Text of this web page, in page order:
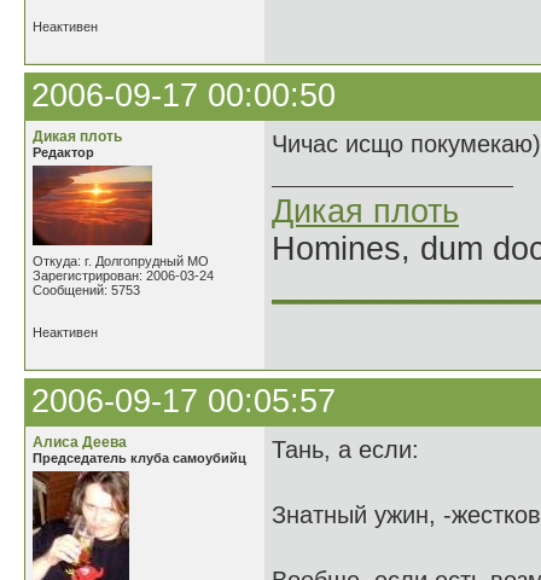
Неактивен
2006-09-17 00:00:50
Дикая плоть
Редактор
Откуда: г. Долгопрудный МО
Зарегистрирован: 2006-03-24
Сообщений: 5753
Чичас исщо
Дикая плоть
Homines, dum
Неактивен
2006-09-17 00:05:57
Алиса Деева
Председатель клуба самоубийц Тань, а если:
Знатный ужин, -